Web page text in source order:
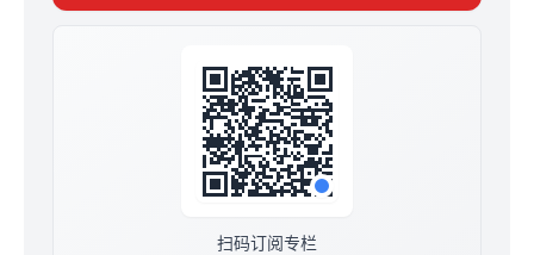
扫码订阅专栏